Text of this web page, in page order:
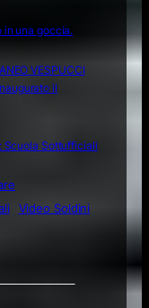
in una goccia.
VESPUCCI
il
Scuola Sottufficiali
Video Soldini